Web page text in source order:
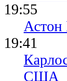
19:55
Астон
19:41
США